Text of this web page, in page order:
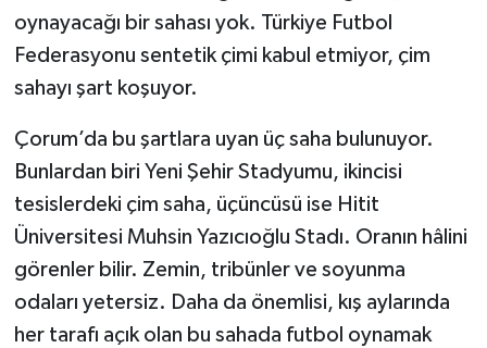
oynayacağı bir sahası yok. Türkiye Futbol
Federasyonu sentetik çimi kabul etmiyor, çim
sahayı şart koşuyor.
Çorum’da bu şartlara uyan üç saha bulunuyor.
Bunlardan biri Yeni Şehir Stadyumu, ikincisi
tesislerdeki çim saha, üçüncüsü ise Hitit
Üniversitesi Muhsin Yazıcıoğlu Stadı. Oranın hâlini
görenler bilir. Zemin, tribünler ve soyunma
odaları yetersiz. Daha da önemlisi, kış aylarında
her tarafı açık olan bu sahada futbol oynamak